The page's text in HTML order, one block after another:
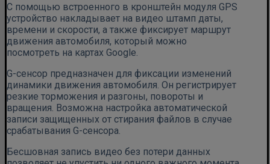
С помощью встроенного в кронштейн модуля GPS
устройство накладывает на видео штамп даты,
времени и скорости, а также фиксирует маршрут
движения автомобиля, который можно
посмотреть на картах Google.
G-сенсор предназначен для фиксации изменений
динамики движения автомобиля. Он регистрирует
резкие торможения и разгоны, повороты и
вращения. Возможна настройка автоматической
записи защищенных от стирания файлов в случае
срабатывания G-сенсора.
Бесшовная запись видео без потери данных